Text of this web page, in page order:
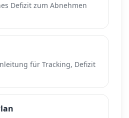
Defizit zum Abnehmen
für Tracking, Defizit